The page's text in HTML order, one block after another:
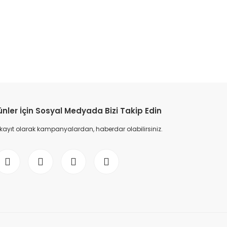
İçin Sosyal Medyada Bizi Takip Edin
olarak kampanyalardan, haberdar olabilirsiniz.